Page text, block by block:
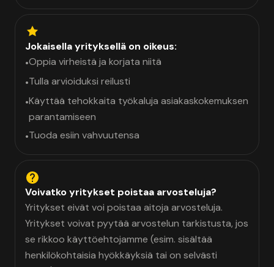
Jokaisella yrityksellä on oikeus:
•Oppia virheistä ja korjata niitä
•Tulla arvioiduksi reilusti
•Käyttää tehokkaita työkaluja asiakaskokemuksen
parantamiseen
•Tuoda esiin vahvuutensa
Voivatko yritykset poistaa arvosteluja?
Yritykset eivät voi poistaa aitoja arvosteluja.
Yritykset voivat pyytää arvostelun tarkistusta, jos
se rikkoo käyttöehtojamme (esim. sisältää
henkilökohtaisia hyökkäyksiä tai on selvästi